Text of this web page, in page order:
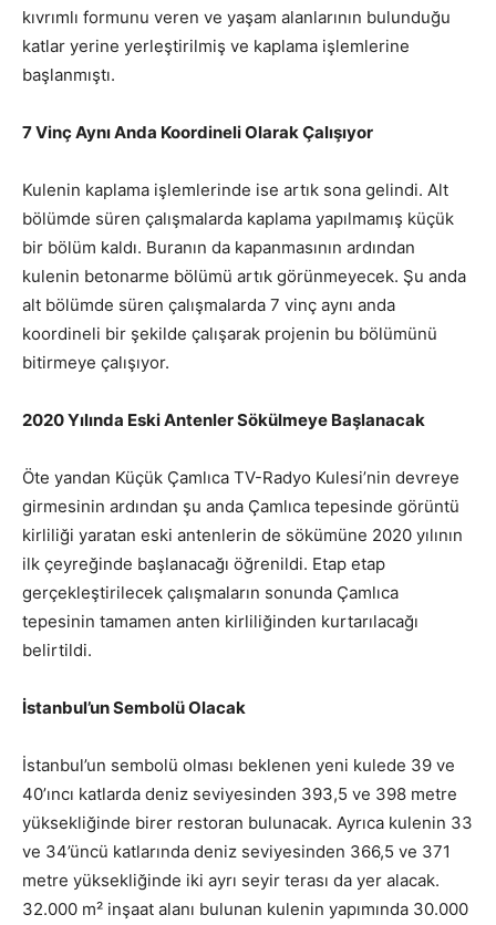
kıvrımlı formunu veren ve yaşam alanlarının bulunduğu
katlar yerine yerleştirilmiş ve kaplama işlemlerine
başlanmıştı.
7 Vinç Aynı Anda Koordineli Olarak Çalışıyor
Kulenin kaplama işlemlerinde ise artık sona gelindi. Alt
bölümde süren çalışmalarda kaplama yapılmamış küçük
bir bölüm kaldı. Buranın da kapanmasının ardından
kulenin betonarme bölümü artık görünmeyecek. Şu anda
alt bölümde süren çalışmalarda 7 vinç aynı anda
koordineli bir şekilde çalışarak projenin bu bölümünü
bitirmeye çalışıyor.
2020 Yılında Eski Antenler Sökülmeye Başlanacak
Öte yandan Küçük Çamlıca TV-Radyo Kulesi’nin devreye
girmesinin ardından şu anda Çamlıca tepesinde görüntü
kirliliği yaratan eski antenlerin de sökümüne 2020 yılının
ilk çeyreğinde başlanacağı öğrenildi. Etap etap
gerçekleştirilecek çalışmaların sonunda Çamlıca
tepesinin tamamen anten kirliliğinden kurtarılacağı
belirtildi.
İstanbul’un Sembolü Olacak
İstanbul’un sembolü olması beklenen yeni kulede 39 ve
40’ıncı katlarda deniz seviyesinden 393,5 ve 398 metre
yüksekliğinde birer restoran bulunacak. Ayrıca kulenin 33
ve 34’üncü katlarında deniz seviyesinden 366,5 ve 371
metre yüksekliğinde iki ayrı seyir terası da yer alacak.
32.000 m² inşaat alanı bulunan kulenin yapımında 30.000